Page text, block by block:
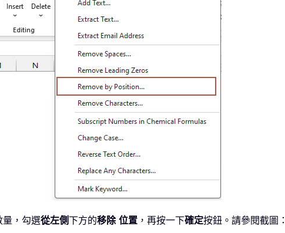
量，勾選從左側下方的移除 位置 ，再按一下確定按鈕。請參閱截圖：